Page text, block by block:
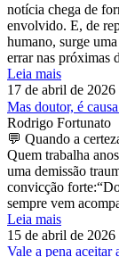
notícia chega de
envolvido. E, de
humano, surge
errar nas próximas
Leia mais
17 de abril de 2026
Mas doutor, é
Rodrigo Fortunato
💬 Quando a
Quem trabalha
uma demissão
convicção
sempre vem
Leia mais
15 de abril de 2026
Vale a pena aceitar